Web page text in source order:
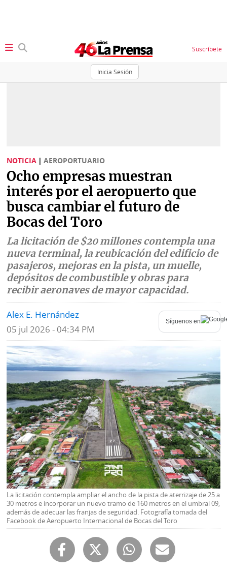
Inicia Sesión
Suscríbete
Sociedad
Judiciales
Política
Economía
Mundo
Deportes
Tecnología
Ponle
la
Firma
K
Vivir+
Opinión
Blogs
Fotografías
Videos
Fe
de
erratas
Historias
SERVICIOS
E-
Paper
Buscador
Comunicados
Catálogos
Lotería
Contenido
de
marcas
RSS
Temas
Autores
Notas
al
lector
NOTICIA | AEROPORTUARIO
Ocho empresas muestran
interés por el aeropuerto que
busca cambiar el futuro de
Bocas del Toro
La licitación de $20 millones contempla una
nueva terminal, la reubicación del edificio de
pasajeros, mejoras en la pista, un muelle,
depósitos de combustible y obras para
recibir aeronaves de mayor capacidad.
Alex E. Hernández
05 jul 2026 - 04:34 PM
Síguenos en
La licitación contempla ampliar el ancho de la pista de aterrizaje de 25 a
30 metros e incorporar un nuevo tramo de 160 metros en el umbral 09,
además de adecuar las franjas de seguridad. Fotografía tomada del
Facebook de Aeropuerto Internacional de Bocas del Toro